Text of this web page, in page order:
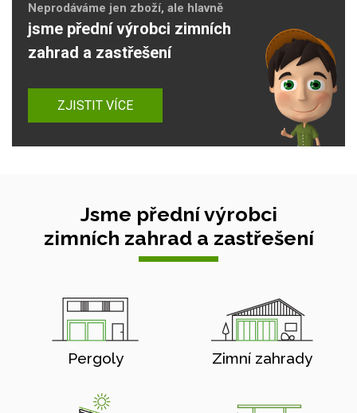
Neprodáváme jen zboží, ale hlavně
jsme přední výrobci zimních
zahrad a zastřešení
ZJISTIT VÍCE
Jsme přední výrobci
zimních zahrad a zastřešení
Pergoly Zimní zahrady